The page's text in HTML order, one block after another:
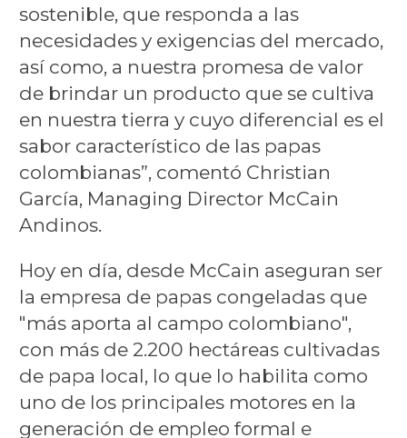
sostenible, que responda a las
necesidades y exigencias del mercado,
así como, a nuestra promesa de valor
de brindar un producto que se cultiva
en nuestra tierra y cuyo diferencial es el
sabor característico de las papas
colombianas”, comentó Christian
García, Managing Director McCain
Andinos.
Hoy en día, desde McCain aseguran ser
la empresa de papas congeladas que
"más aporta al campo colombiano",
con más de 2.200 hectáreas cultivadas
de papa local, lo que lo habilita como
uno de los principales motores en la
generación de empleo formal e